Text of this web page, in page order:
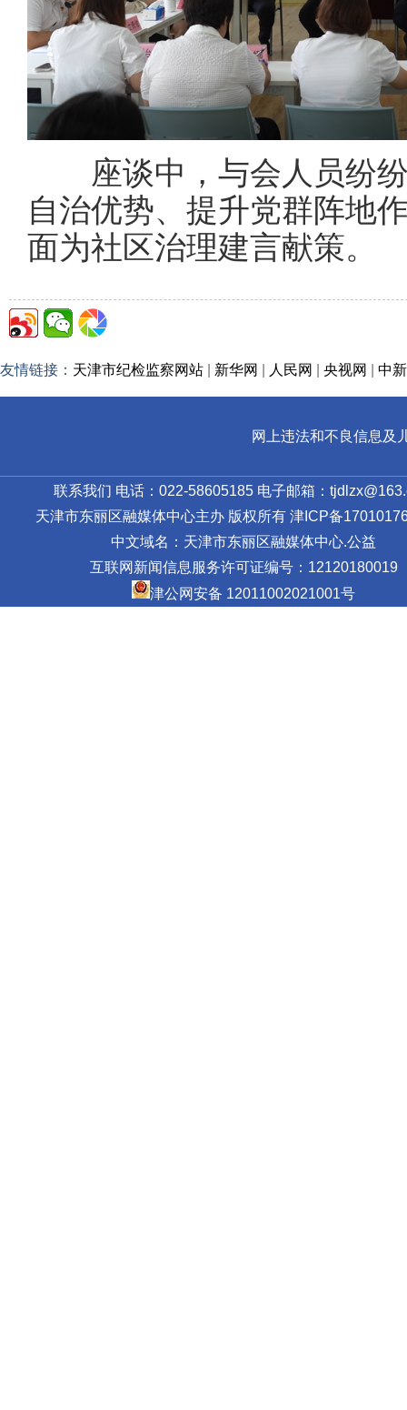
座谈中，与会人员纷纷
自治优势、提升党群阵地
面为社区治理建言献策。
友情链接： 天津市纪检监察网站 新华网 人民网 央视网 中
网上违法和不良信息及
联系我们 电话：022-58605185 电子邮箱：
天津市东丽区融媒体中心主办 版权所有 津ICP备
中文域名：天津市东丽区融媒体中心.公益
互联网新闻信息服务许可证编号：12120180019
津公网安备 12011002021001号